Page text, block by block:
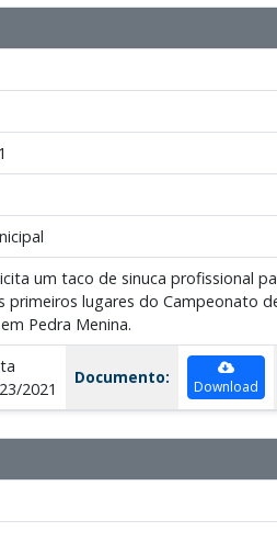
um taco de sinuca profissional
primeiros lugares do Campeonato
Pedra Menina.
2021
Documento: Download